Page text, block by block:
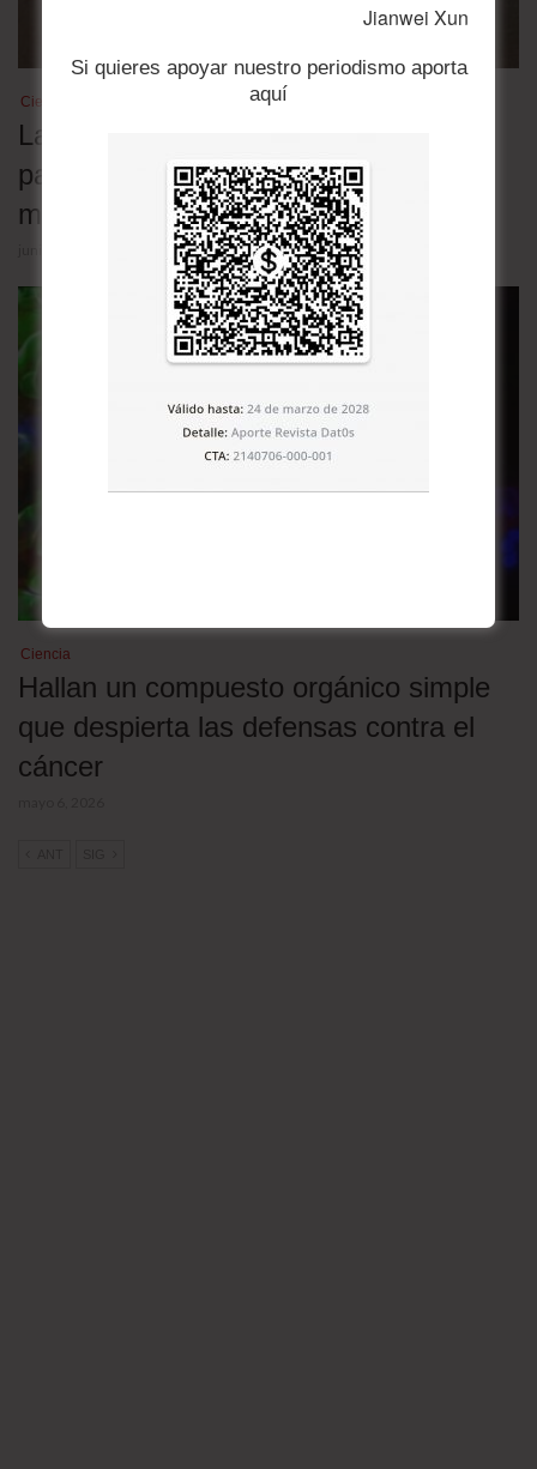
Ciencia abierta y Medio Ambiente
La herramienta científica mexicana
para que cualquiera monitoree los
manglares y evite su pérdida
Ciencia
Hallan un compuesto orgánico simple
que despierta las defensas contra el
cáncer
Jianwei Xun
Si quieres apoyar nuestro periodismo aporta
aquí